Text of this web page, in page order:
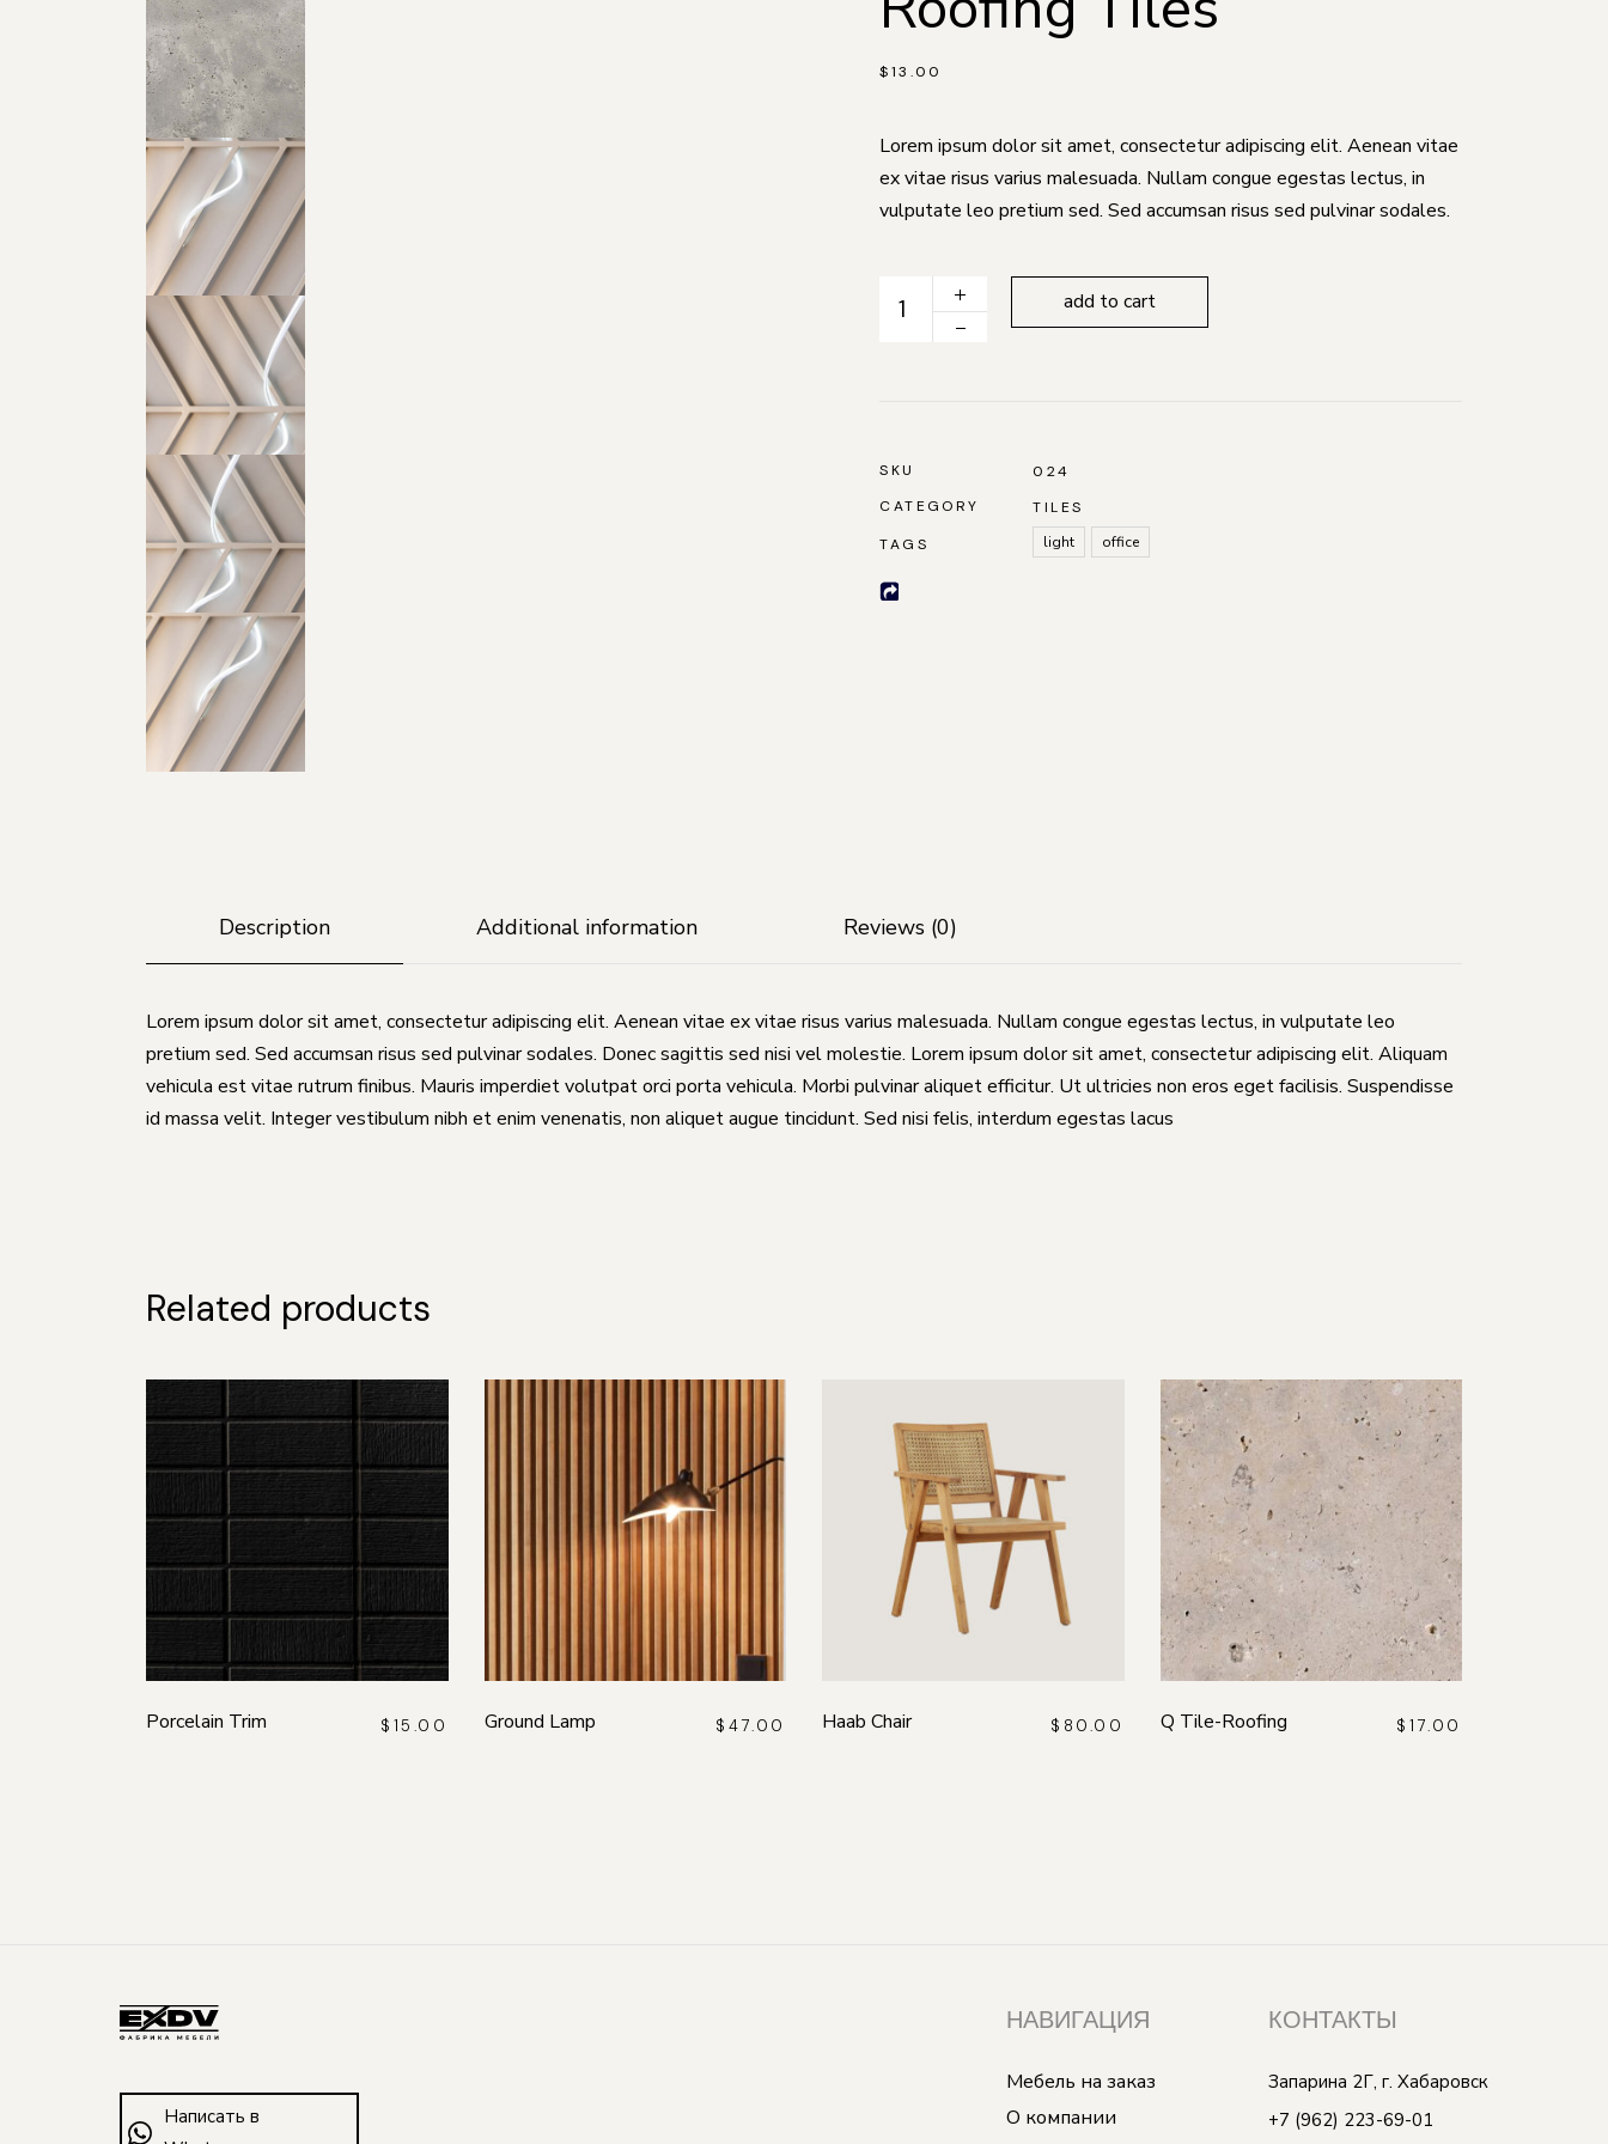
$13.00
Lorem ipsum dolor sit amet, consectetur adipiscing elit. Aenean vitae
ex vitae risus varius malesuada. Nullam congue egestas lectus, in
vulputate leo pretium sed. Sed accumsan risus sed pulvinar sodales.
Roofing Tiles quantity
add to cart
SKU
024
CATEGORY
TILES
TAGS
light office
Description Additional information Reviews (0)
Lorem ipsum dolor sit amet, consectetur adipiscing elit. Aenean vitae ex vitae risus varius malesuada. Nullam congue egestas lectus, in vulputate leo
pretium sed. Sed accumsan risus sed pulvinar sodales. Donec sagittis sed nisi vel molestie. Lorem ipsum dolor sit amet, consectetur adipiscing elit. Aliquam
vehicula est vitae rutrum finibus. Mauris imperdiet volutpat orci porta vehicula. Morbi pulvinar aliquet efficitur. Ut ultricies non eros eget facilisis. Suspendisse
id massa velit. Integer vestibulum nibh et enim venenatis, non aliquet augue tincidunt. Sed nisi felis, interdum egestas lacus
Related products
Porcelain Trim $ 15.00 Ground Lamp $ 47.00 Haab Chair $ 80.00 Q Tile-Roofing $ 17.00
Написать в
НАВИГАЦИЯ
Мебель на заказ
О компании
КОНТАКТЫ
Запарина 2Г, г. Хабаровск
+7 (962) 223-69-01